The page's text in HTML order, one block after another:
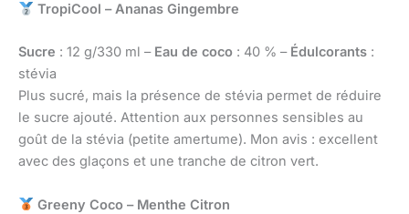
TropiCool – Ananas Gingembre
Sucre : 12 g/330 ml – Eau de coco : 40 % – Édulcorants :
stévia
Plus sucré, mais la présence de stévia permet de réduire
le sucre ajouté. Attention aux personnes sensibles au
goût de la stévia (petite amertume). Mon avis : excellent
avec des glaçons et une tranche de citron vert.
Greeny Coco – Menthe Citron